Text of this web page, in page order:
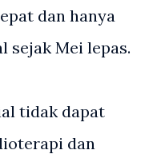
dan hanya
sejak Mei lepas.
tidak dapat
dan